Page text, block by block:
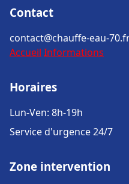
Contact
contact@chauffe-eau-
Accueil Informations
Horaires
Lun-Ven: 8h-19h
Service d'urgence 24/7
Zone intervention